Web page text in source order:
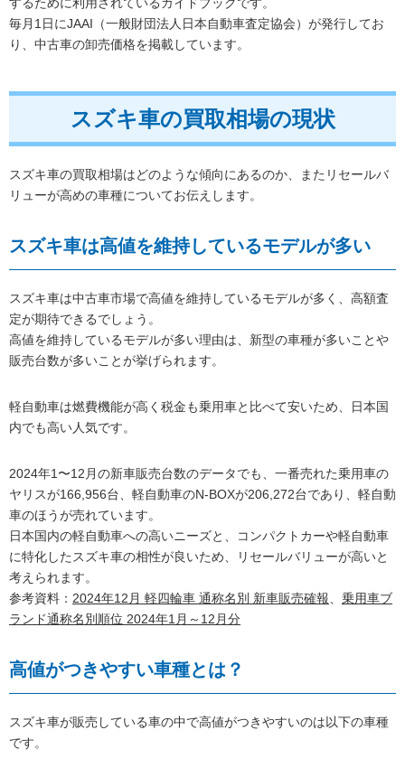
毎月1日にJAAI（一般財団法人日本自動車査定協会）が発行してお
り、中古車の卸売価格を掲載しています。
スズキ車の買取相場の現状
スズキ車の買取相場はどのような傾向にあるのか、またリセールバ
リューが高めの車種についてお伝えします。
スズキ車は高値を維持しているモデルが多い
スズキ車は中古車市場で高値を維持しているモデルが多く、高額査
定が期待できるでしょう。
高値を維持しているモデルが多い理由は、新型の車種が多いことや
販売台数が多いことが挙げられます。
軽自動車は燃費機能が高く税金も乗用車と比べて安いため、日本国
内でも高い人気です。
2024年1〜12月の新車販売台数のデータでも、一番売れた乗用車の
ヤリスが166,956台、軽自動車のN-BOXが206,272台であり、軽自動
車のほうが売れています。
日本国内の軽自動車への高いニーズと、コンパクトカーや軽自動車
に特化したスズキ車の相性が良いため、リセールバリューが高いと
考えられます。
参考資料： 2024年12月 軽四輪車 通称名別 新車販売確報
乗用車ブ
ランド通称名別順位 2024年1月～12月分
高値がつきやすい車種とは？
スズキ車が販売している車の中で高値がつきやすいのは以下の車種
です。